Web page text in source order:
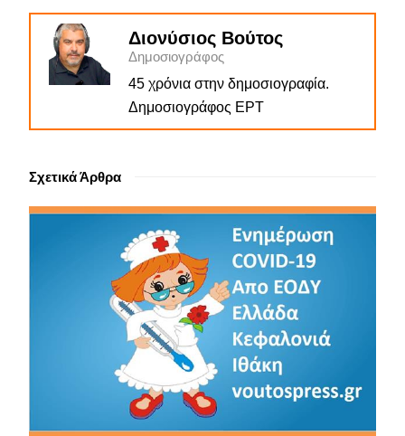
Διονύσιος Βούτος
Δημοσιογράφος
45 χρόνια στην δημοσιογραφία.
Δημοσιογράφος ΕΡΤ
Σχετικά Άρθρα